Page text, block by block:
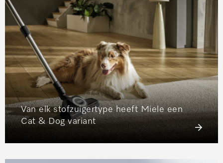
Van elk stofzuigertype heeft Miele een
Cat & Dog variant